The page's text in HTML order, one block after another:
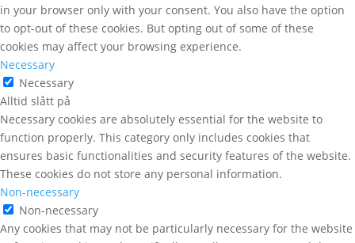
in your browser only with your consent. You also have the option
to opt-out of these cookies. But opting out of some of these
cookies may affect your browsing experience.
Necessary
Necessary
Alltid slått på
Necessary cookies are absolutely essential for the website to
function properly. This category only includes cookies that
ensures basic functionalities and security features of the website.
These cookies do not store any personal information.
Non-necessary
Non-necessary
Any cookies that may not be particularly necessary for the website